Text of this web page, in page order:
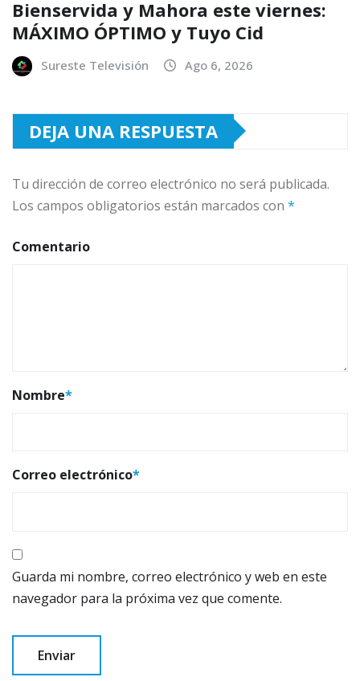
Bienservida y Mahora este viernes:
MÁXIMO ÓPTIMO y Tuyo Cid
Sureste Televisión Ago 6, 2026
DEJA UNA RESPUESTA
Tu dirección de correo electrónico no será publicada.
Los campos obligatorios están marcados con *
Comentario
Nombre*
Correo electrónico*
Guarda mi nombre, correo electrónico y web en este
navegador para la próxima vez que comente.